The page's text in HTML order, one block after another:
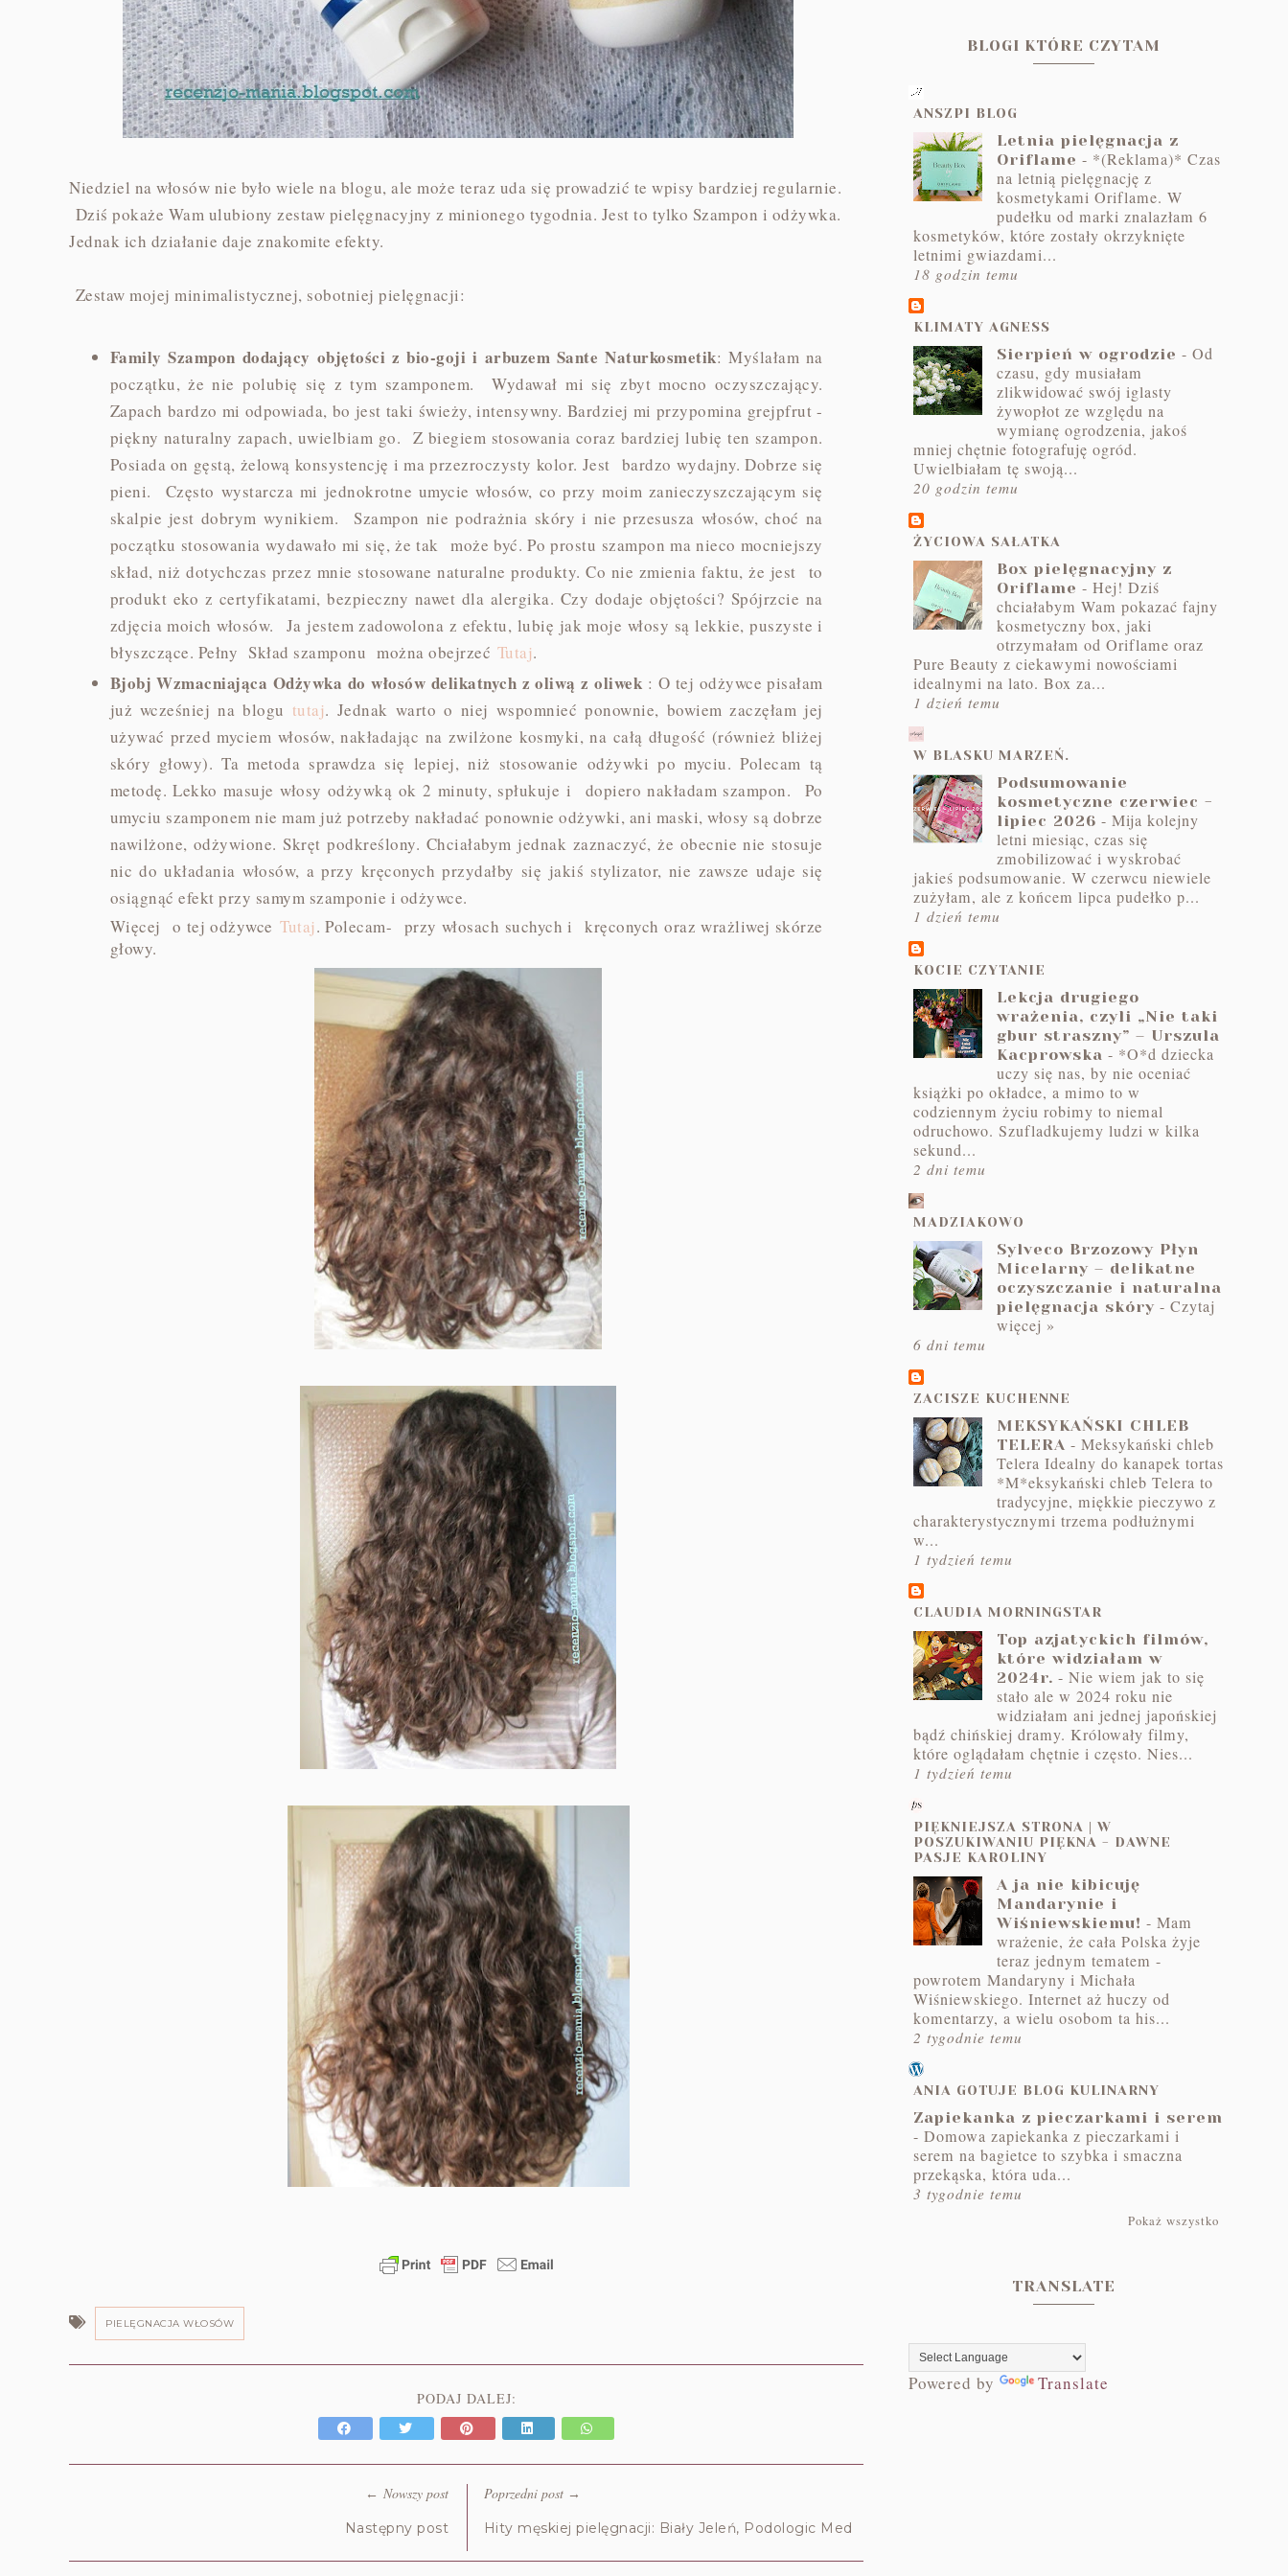
Niedziel na włosów nie było wiele na blogu, ale może teraz uda się prowadzić te wpisy bardziej regularnie.
Dziś pokaże Wam ulubiony zestaw pielęgnacyjny z minionego tygodnia. Jest to tylko Szampon i odżywka.
Jednak ich działanie daje znakomite efekty.
Zestaw mojej minimalistycznej, sobotniej pielęgnacji:
Family Szampon dodający objętości z bio-goji i arbuzem Sante Naturkosmetik: Myślałam na
początku, że nie polubię się z tym szamponem. Wydawał mi się zbyt mocno oczyszczający.
Zapach bardzo mi odpowiada, bo jest taki świeży, intensywny. Bardziej mi przypomina grejpfrut -
piękny naturalny zapach, uwielbiam go. Z biegiem stosowania coraz bardziej lubię ten szampon.
Posiada on gęstą, żelową konsystencję i ma przezroczysty kolor. Jest bardzo wydajny. Dobrze się
pieni. Często wystarcza mi jednokrotne umycie włosów, co przy moim zanieczyszczającym się
skalpie jest dobrym wynikiem. Szampon nie podrażnia skóry i nie przesusza włosów, choć na
początku stosowania wydawało mi się, że tak może być. Po prostu szampon ma nieco mocniejszy
skład, niż dotychczas przez mnie stosowane naturalne produkty. Co nie zmienia faktu, że jest to
produkt eko z certyfikatami, bezpieczny nawet dla alergika. Czy dodaje objętości? Spójrzcie na
zdjęcia moich włosów. Ja jestem zadowolona z efektu, lubię jak moje włosy są lekkie, puszyste i
błyszczące. Pełny Skład szamponu można obejrzeć Tutaj.
Bjobj Wzmacniająca Odżywka do włosów delikatnych z oliwą z oliwek : O tej odżywce pisałam
już wcześniej na blogu tutaj. Jednak warto o niej wspomnieć ponownie, bowiem zaczęłam jej
używać przed myciem włosów, nakładając na zwilżone kosmyki, na całą długość (również bliżej
skóry głowy). Ta metoda sprawdza się lepiej, niż stosowanie odżywki po myciu. Polecam tą
metodę. Lekko masuje włosy odżywką ok 2 minuty, spłukuje i dopiero nakładam szampon. Po
umyciu szamponem nie mam już potrzeby nakładać ponownie odżywki, ani maski, włosy są dobrze
nawilżone, odżywione. Skręt podkreślony. Chciałabym jednak zaznaczyć, że obecnie nie stosuje
nic do układania włosów, a przy kręconych przydałby się jakiś stylizator, nie zawsze udaje się
osiągnąć efekt przy samym szamponie i odżywce.
Więcej o tej odżywceTutaj. Polecam- przy włosach suchych i kręconych oraz wrażliwej skórze
głowy.
PIELĘGNACJA WŁOSÓW
PODAJ DALEJ:
←Nowszy post
Następny post
Poprzedni post→
Hity męskiej pielęgnacji: Biały Jeleń, Podologic Med
BLOGI KTÓRE CZYTAM
ANSZPI BLOG
Letnia pielęgnacja z
Oriflame - *(Reklama)* Czas
na letnią pielęgnację z
kosmetykami Oriflame. W
pudełku od marki znalazłam 6
kosmetyków, które zostały okrzyknięte
letnimi gwiazdami...
18 godzin temu
KLIMATY AGNESS
Sierpień w ogrodzie - Od
czasu, gdy musiałam
zlikwidować swój iglasty
żywopłot ze względu na
wymianę ogrodzenia, jakoś
mniej chętnie fotografuję ogród.
Uwielbiałam tę swoją...
20 godzin temu
ŻYCIOWA SAŁATKA
Box pielęgnacyjny z
Oriflame - Hej! Dziś
chciałabym Wam pokazać fajny
kosmetyczny box, jaki
otrzymałam od Oriflame oraz
Pure Beauty z ciekawymi nowościami
idealnymi na lato. Box za...
1 dzień temu
W BLASKU MARZEŃ.
Podsumowanie
kosmetyczne czerwiec -
lipiec 2026 - Mija kolejny
letni miesiąc, czas się
zmobilizować i wyskrobać
jakieś podsumowanie. W czerwcu niewiele
zużyłam, ale z końcem lipca pudełko p...
1 dzień temu
KOCIE CZYTANIE
Lekcja drugiego
wrażenia, czyli „Nie taki
gbur straszny” – Urszula
Kacprowska - *O*d dziecka
uczy się nas, by nie oceniać
książki po okładce, a mimo to w
codziennym życiu robimy to niemal
odruchowo. Szufladkujemy ludzi w kilka
sekund...
2 dni temu
MADZIAKOWO
Sylveco Brzozowy Płyn
Micelarny – delikatne
oczyszczanie i naturalna
pielęgnacja skóry - Czytaj
więcej »
6 dni temu
ZACISZE KUCHENNE
MEKSYKAŃSKI CHLEB
TELERA - Meksykański chleb
Telera Idealny do kanapek tortas
*M*eksykański chleb Telera to
tradycyjne, miękkie pieczywo z
charakterystycznymi trzema podłużnymi
w...
1 tydzień temu
CLAUDIA MORNINGSTAR
Top azjatyckich filmów,
które widziałam w
2024r. - Nie wiem jak to się
stało ale w 2024 roku nie
widziałam ani jednej japońskiej
bądź chińskiej dramy. Królowały filmy,
które oglądałam chętnie i często. Nies...
1 tydzień temu
PIĘKNIEJSZA STRONA | W
POSZUKIWANIU PIĘKNA - DAWNE
PASJE KAROLINY
A ja nie kibicuję
Mandarynie i
Wiśniewskiemu! - Mam
wrażenie, że cała Polska żyje
teraz jednym tematem -
powrotem Mandaryny i Michała
Wiśniewskiego. Internet aż huczy od
komentarzy, a wielu osobom ta his...
2 tygodnie temu
ANIA GOTUJE BLOG KULINARNY
Zapiekanka z pieczarkami i serem
- Domowa zapiekanka z pieczarkami i
serem na bagietce to szybka i smaczna
przekąska, która uda...
3 tygodnie temu
Pokaż wszystko
TRANSLATE
Powered by Translate